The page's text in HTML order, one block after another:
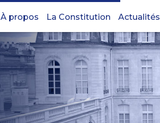
À propos La Constitution Actualités